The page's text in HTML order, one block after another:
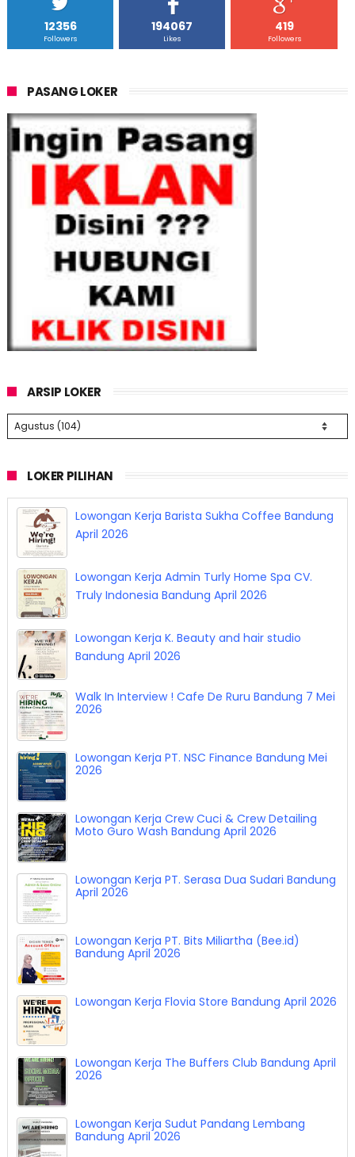
12356
Followers
194067
Likes
419
Followers
PASANG LOKER
ARSIP LOKER
LOKER PILIHAN
Lowongan Kerja Barista Sukha Coffee Bandung
April 2026
Lowongan Kerja Admin Turly Home Spa CV.
Truly Indonesia Bandung April 2026
Lowongan Kerja K. Beauty and hair studio
Bandung April 2026
Walk In Interview ! Cafe De Ruru Bandung 7 Mei
2026
Lowongan Kerja PT. NSC Finance Bandung Mei
2026
Lowongan Kerja Crew Cuci & Crew Detailing
Moto Guro Wash Bandung April 2026
Lowongan Kerja PT. Serasa Dua Sudari Bandung
April 2026
Lowongan Kerja PT. Bits Miliartha (Bee.id)
Bandung April 2026
Lowongan Kerja Flovia Store Bandung April 2026
Lowongan Kerja The Buffers Club Bandung April
2026
Lowongan Kerja Sudut Pandang Lembang
Bandung April 2026